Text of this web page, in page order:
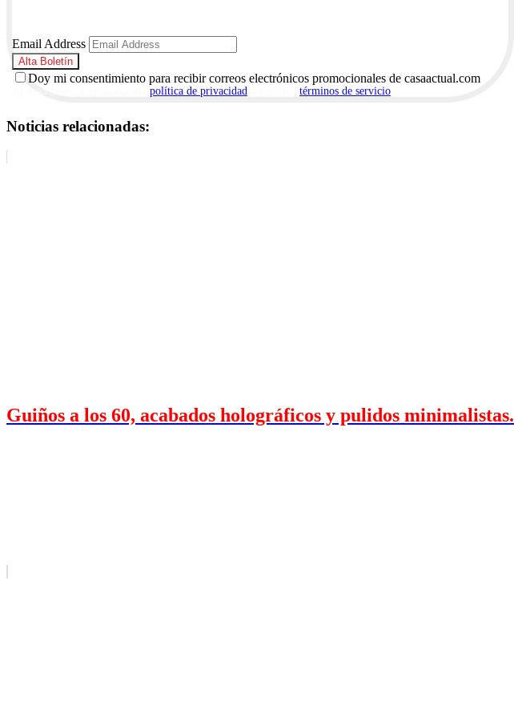
Email Address
Doy mi consentimiento para recibir correos electrónicos promocionales de casaactual.com
política de privacidad términos de servicio
Noticias relacionadas:
Guiños a los 60, acabados holográficos y pulidos minimalistas.